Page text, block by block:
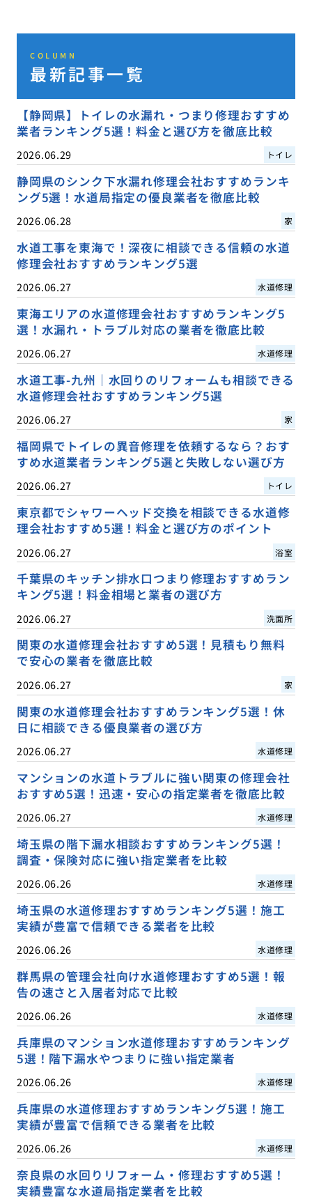
COLUMN
最新記事一覧
【静岡県】トイレの水漏れ・つまり修理おすすめ
業者ランキング5選！料金と選び方を徹底比較
2026.06.29 トイレ
静岡県のシンク下水漏れ修理会社おすすめランキ
ング5選！水道局指定の優良業者を徹底比較
2026.06.28 家
水道工事を東海で！深夜に相談できる信頼の水道
修理会社おすすめランキング5選
2026.06.27 水道修理
東海エリアの水道修理会社おすすめランキング5
選！水漏れ・トラブル対応の業者を徹底比較
2026.06.27 水道修理
水道工事-九州｜水回りのリフォームも相談できる
水道修理会社おすすめランキング5選
2026.06.27 家
福岡県でトイレの異音修理を依頼するなら？おす
すめ水道業者ランキング5選と失敗しない選び方
2026.06.27 トイレ
東京都でシャワーヘッド交換を相談できる水道修
理会社おすすめ5選！料金と選び方のポイント
2026.06.27 浴室
千葉県のキッチン排水口つまり修理おすすめラン
キング5選！料金相場と業者の選び方
2026.06.27 洗面所
関東の水道修理会社おすすめ5選！見積もり無料
で安心の業者を徹底比較
2026.06.27 家
関東の水道修理会社おすすめランキング5選！休
日に相談できる優良業者の選び方
2026.06.27 水道修理
マンションの水道トラブルに強い関東の修理会社
おすすめ5選！迅速・安心の指定業者を徹底比較
2026.06.27 水道修理
埼玉県の階下漏水相談おすすめランキング5選！
調査・保険対応に強い指定業者を比較
2026.06.26 水道修理
埼玉県の水道修理おすすめランキング5選！施工
実績が豊富で信頼できる業者を比較
2026.06.26 水道修理
群馬県の管理会社向け水道修理おすすめ5選！報
告の速さと入居者対応で比較
2026.06.26 水道修理
兵庫県のマンション水道修理おすすめランキング
5選！階下漏水やつまりに強い指定業者
2026.06.26 水道修理
兵庫県の水道修理おすすめランキング5選！施工
実績が豊富で信頼できる業者を比較
2026.06.26 水道修理
奈良県の水回りリフォーム・修理おすすめ5選！
実績豊富な水道局指定業者を比較